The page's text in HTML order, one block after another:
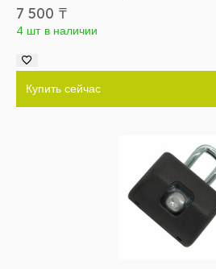
7 500 ₸
4 шт в наличии
Купить сейчас